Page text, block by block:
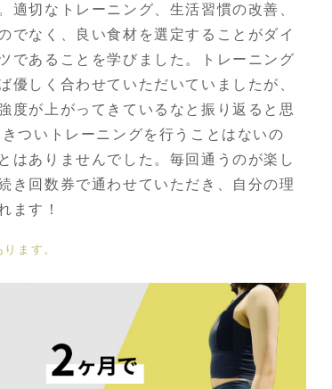
適切なトレーニング、生活習慣の改善、
でなく、良い食材を選定することがダイ
であることを学びました。トレーニング
優しく合わせていただいていましたが、
度が上がってきているなと振り返ると思
ついトレーニングを行うことはないの
はありませんでした。毎回通うのが楽し
き回数券で通わせていただき、自分の理
ます！
ます。